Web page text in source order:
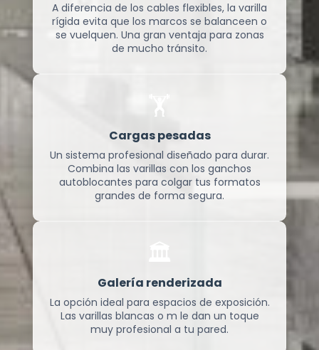
A diferencia de los cables flexibles, la varilla
rígida evita que los marcos se balanceen o
se vuelquen. Una gran ventaja para zonas
de mucho tránsito.
🏋️
Cargas pesadas
Un sistema profesional diseñado para durar.
Combina las varillas con los ganchos
autoblocantes para colgar tus formatos
grandes de forma segura.
Galería renderizada
La opción ideal para espacios de exposición.
Las varillas blancas o m le dan un toque
muy profesional a tu pared.